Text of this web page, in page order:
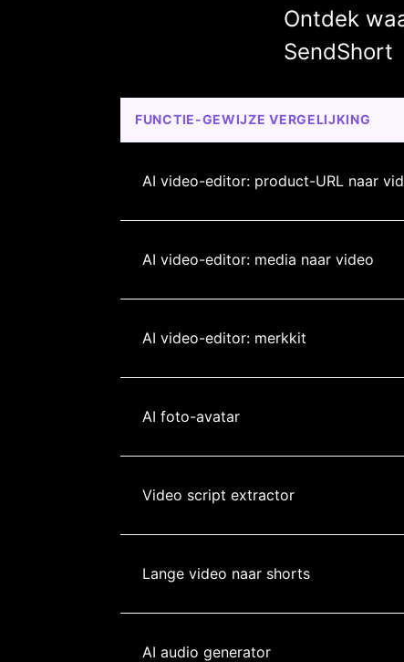
Ontdek
SendShort
FUNCTIE-GEWIJZE VERGELIJKING
AI video-editor: product-URL naar
AI video-editor: media naar video
AI video-editor: merkkit
AI foto-avatar
Video script extractor
Lange video naar shorts
AI audio generator